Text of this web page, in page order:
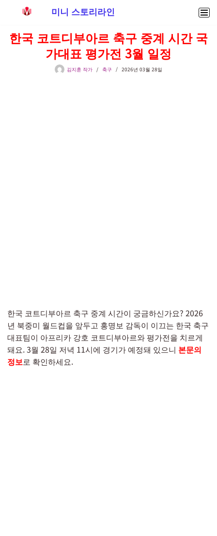
텐
미니 스토리라인
한국 코트디부아르 축구 중계 시간 국
가대표 평가전 3월 일정
김지훈 작가 축구 2026년 03월 28일
한국 코트디부아르 축구 중계 시간이 궁금하신가요? 2026
년 북중미 월드컵을 앞두고 홍명보 감독이 이끄는 한국 축구
대표팀이 아프리카 강호 코트디부아르와 평가전을 치르게
돼요. 3월 28일 저녁 11시에 경기가 예정돼 있으니 본문의
정보로 확인하세요.